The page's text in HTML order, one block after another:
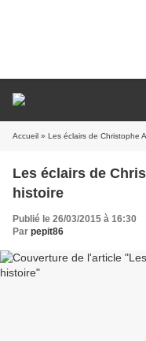
Accueil » Les éclairs de Christophe
Les éclairs de
histoire
Publié le 26/03/2015 à 16:30
Par pepit86